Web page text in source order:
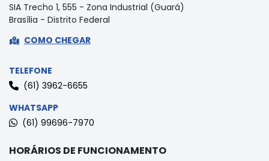
SIA Trecho 1, 555 - Zona Industrial (Guará)
Brasília - Distrito Federal
COMO CHEGAR
TELEFONE
(61) 3962-6655
WHATSAPP
(61) 99696-7970
HORÁRIOS DE FUNCIONAMENTO